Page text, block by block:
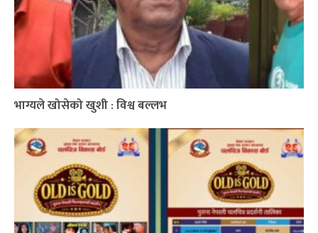
भाग्यले खोसेको खुशी : विश्व बल्लभ